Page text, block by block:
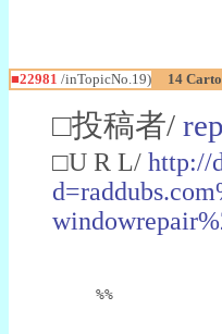
■22981 /inTopicNo.19) 14
□投稿者/
□U R L/ http://
%%